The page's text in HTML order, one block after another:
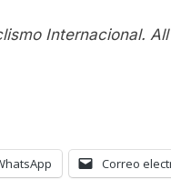
Internacional. All
Correo